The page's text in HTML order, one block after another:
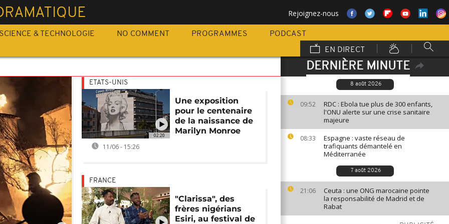
Rejoignez-nous
SCIENCE & TECHNOLOGIE NO COMMENT PROGRAMMES
PODCAST
EN DIRECT
DERNIÈRE MINUTE
8 août 2026
09:52
RDC : Ebola tue plus de 300 enfants,
l'ONU alerte sur une crise sanitaire
majeure
08:33
Espagne : vaste réseau de
trafiquants démantelé en
Méditerranée
7 août 2026
21:06
Ceuta : une ONG marocaine pointe
la responsabilité de Madrid et de
Rabat
02:20
ETATS-UNIS
Une exposition
pour le centenaire
de la naissance de
Marilyn Monroe
11/06 - 15:26
FRANCE
"Clarissa", des
frères nigérians
Esiri, au festival de